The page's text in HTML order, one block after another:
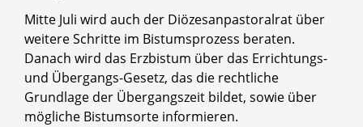
Mitte Juli wird auch der Diözesanpastoralrat über
weitere Schritte im Bistumsprozess beraten.
Danach wird das Erzbistum über das Errichtungs-
und Übergangs-Gesetz, das die rechtliche
Grundlage der Übergangszeit bildet, sowie über
mögliche Bistumsorte informieren.